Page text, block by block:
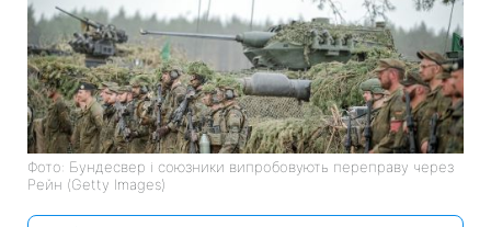
Фото: Бундесвер і союзники випробовують переправу через
Рейн (Getty Images)